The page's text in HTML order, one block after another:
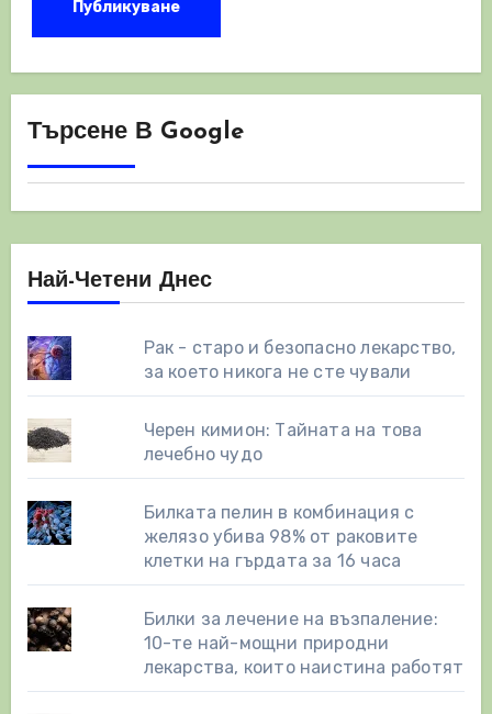
Търсене В Google
Най-Четени Днес
Рак - старо и безопасно лекарство,
за което никога не сте чували
Черен кимион: Тайната на това
лечебно чудо
Билката пелин в комбинация с
желязо убива 98% от раковите
клетки на гърдата за 16 часа
Билки за лечение на възпаление:
10-те най-мощни природни
лекарства, които наистина работят